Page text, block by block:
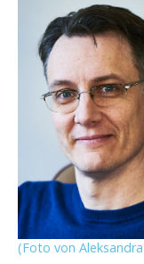
(Foto von